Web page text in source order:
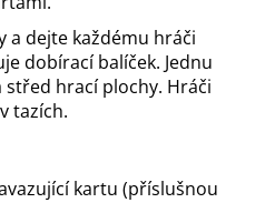
a dejte každému hráči
dobírací balíček. Jednu
hrací plochy. Hráči
tazích.
kartu (příslušnou